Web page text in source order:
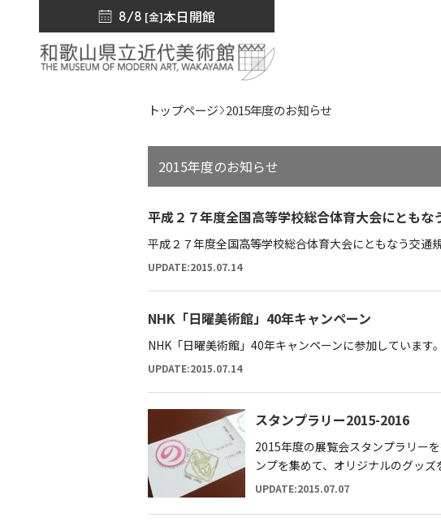
8/8 [金]本日開館
トップページ 2015年度のお知らせ
2015年度のお知らせ
平成２７年度全国高等学校総合体育大会にともな
平成２７年度全国高等学校総合体育大会にともなう交通
UPDATE:2015.07.14
NHK「日曜美術館」40年キャンペーン
NHK「日曜美術館」40年キャンペーンに参加しています。
UPDATE:2015.07.14
スタンプラリー2015-2016
2015年度の展覧会スタンプラリー
ンプを集めて、オリジナルのグッズ
UPDATE:2015.07.07